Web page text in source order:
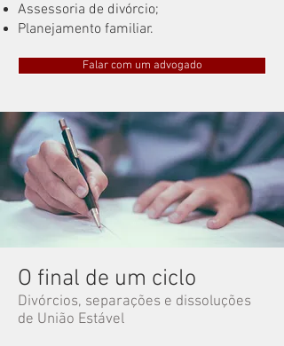
Assessoria de divórcio;
Planejamento familiar.
Falar com um advogado
O final de um ciclo
Divórcios, separações e dissoluções
de União Estável